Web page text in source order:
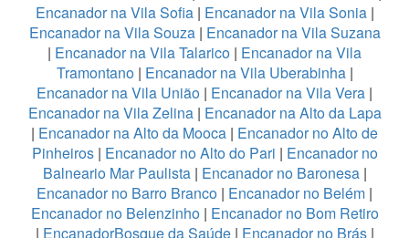
Encanador na Vila Sofia| Encanador na Vila Sonia|
Encanador na Vila Souza| Encanador na Vila Suzana
| Encanador na Vila Talarico | Encanador na Vila
Tramontano| Encanador na Vila Uberabinha|
Encanador na Vila União | Encanador na Vila Vera |
Encanador na Vila Zelina| Encanador na Alto da Lapa
| Encanador na Alto da Mooca | Encanador no Alto de
Pinheiros| Encanador no Alto do Pari | Encanador no
Balneario Mar Paulista| Encanador no Baronesa|
Encanador no Barro Branco | Encanador no Belém |
Encanador no Belenzinho| Encanador no Bom Retiro
| EncanadorBosque da Saúde| Encanador no Brás|